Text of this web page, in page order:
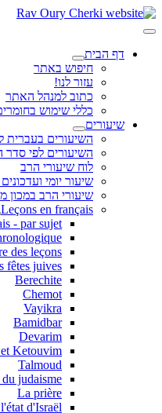
דף הבית
חיפוש באתר
עזור לנו!
כתוב למנהל האתר
כללי שימוש
שיעורים
השיעורים בעברית
השיעורים לפי
לוח שיעורי הרב
שיעור יומי
שיעורי הרב במכון
Leçons en français
- par sujet
des leçons
fêtes juives
Berechite
Chemot
Vayikra
Bamidbar
Devarim
Ketouvim
Talmoud
judaisme
La prière
d'Israël